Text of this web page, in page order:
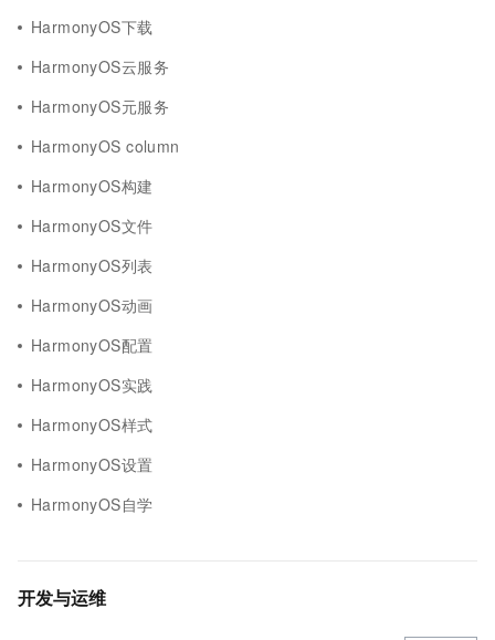
HarmonyOS下载
HarmonyOS云服务
HarmonyOS元服务
HarmonyOS column
HarmonyOS构建
HarmonyOS文件
HarmonyOS列表
HarmonyOS动画
HarmonyOS配置
HarmonyOS实践
HarmonyOS样式
HarmonyOS设置
HarmonyOS自学
开发与运维